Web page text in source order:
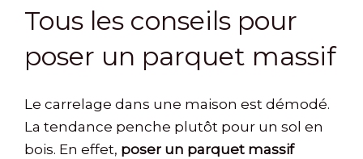
Tous les conseils pour
poser un parquet massif
Le carrelage dans une maison est démodé.
La tendance penche plutôt pour un sol en
bois. En effet, poser un parquet massif